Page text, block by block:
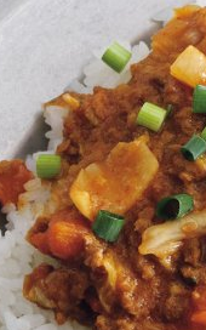
デ
ュ
ケ
ー
シ
ョ
ナ
ル
「
み
ん